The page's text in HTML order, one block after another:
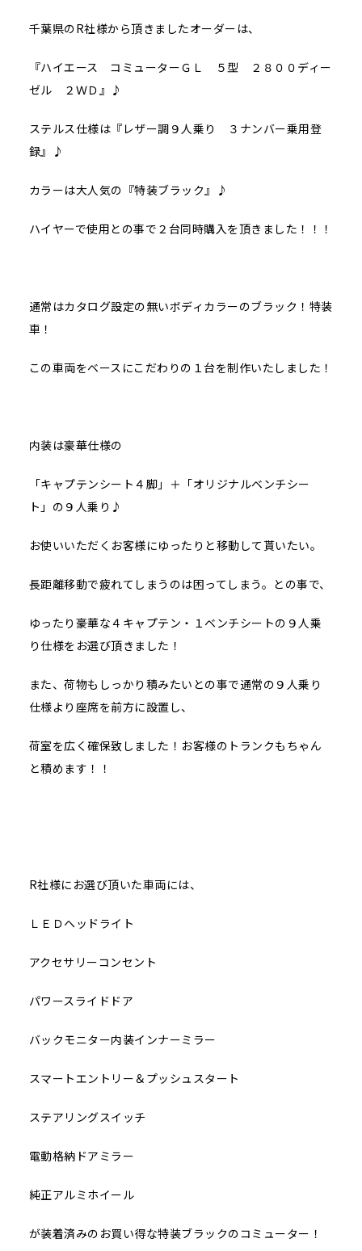
千葉県のR社様から頂きましたオーダーは、
『ハイエース コミューターＧＬ ５型 ２８００ディー
ゼル ２ＷＤ』♪
ステルス仕様は『レザー調９人乗り ３ナンバー乗用登
録』♪
カラーは大人気の『特装ブラック』♪
ハイヤーで使用との事で２台同時購入を頂きました！！！
通常はカタログ設定の無いボディカラーのブラック！特装
車！
この車両をベースにこだわりの１台を制作いたしました！
内装は豪華仕様の
「キャプテンシート４脚」＋「オリジナルベンチシー
ト」の９人乗り♪
お使いいただくお客様にゆったりと移動して貰いたい。
長距離移動で疲れてしまうのは困ってしまう。との事で、
ゆったり豪華な４キャプテン・１ベンチシートの９人乗
り仕様をお選び頂きました！
また、荷物もしっかり積みたいとの事で通常の９人乗り
仕様より座席を前方に設置し、
荷室を広く確保致しました！お客様のトランクもちゃん
と積めます！！
R社様にお選び頂いた車両には、
ＬＥＤヘッドライト
アクセサリーコンセント
パワースライドドア
バックモニター内装インナーミラー
スマートエントリー＆プッシュスタート
ステアリングスイッチ
電動格納ドアミラー
純正アルミホイール
が装着済みのお買い得な特装ブラックのコミューター！